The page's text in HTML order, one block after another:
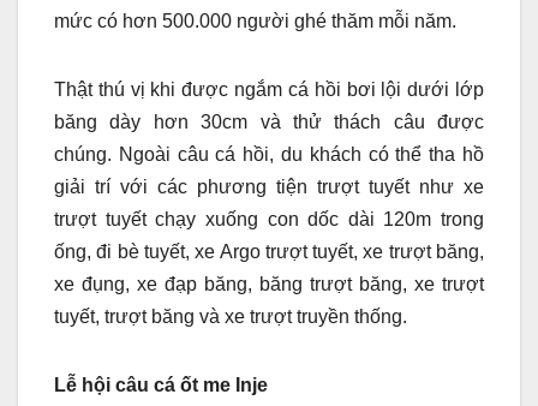
mức có hơn 500.000 người ghé thăm mỗi năm.
Thật thú vị khi được ngắm cá hồi bơi lội dưới lớp
băng dày hơn 30cm và thử thách câu được
chúng. Ngoài câu cá hồi, du khách có thể tha hồ
giải trí với các phương tiện trượt tuyết như xe
trượt tuyết chạy xuống con dốc dài 120m trong
ống, đi bè tuyết, xe Argo trượt tuyết, xe trượt băng,
xe đụng, xe đạp băng, băng trượt băng, xe trượt
tuyết, trượt băng và xe trượt truyền thống.
Lễ hội câu cá ốt me Inje